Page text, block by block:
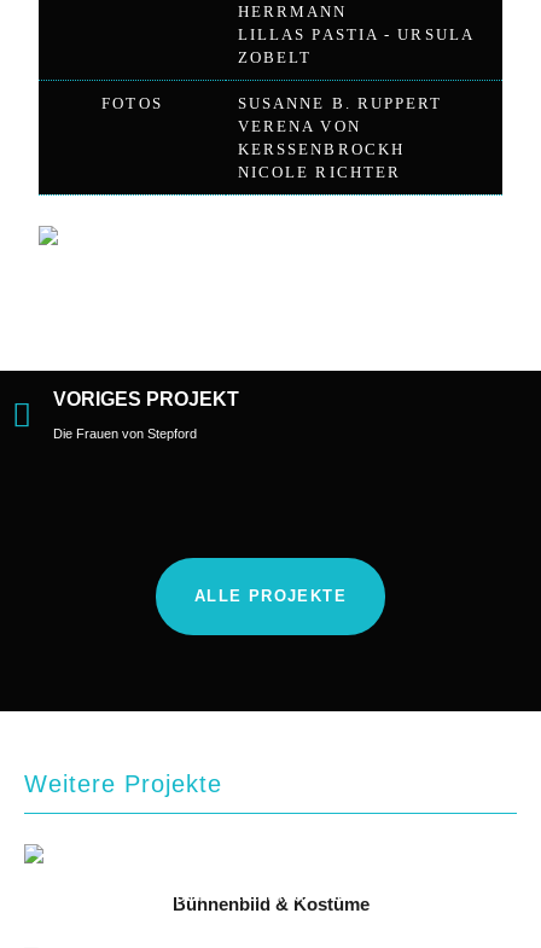
HERRMANN
LILLAS PASTIA - URSULA
ZOBELT
FOTOS
SUSANNE B. RUPPERT
VERENA VON
KERSSENBROCKH
NICOLE RICHTER
VORIGES PROJEKT
Die Frauen von Stepford
ALLE PROJEKTE
Weitere Projekte
Bühnenbild & Kostüme